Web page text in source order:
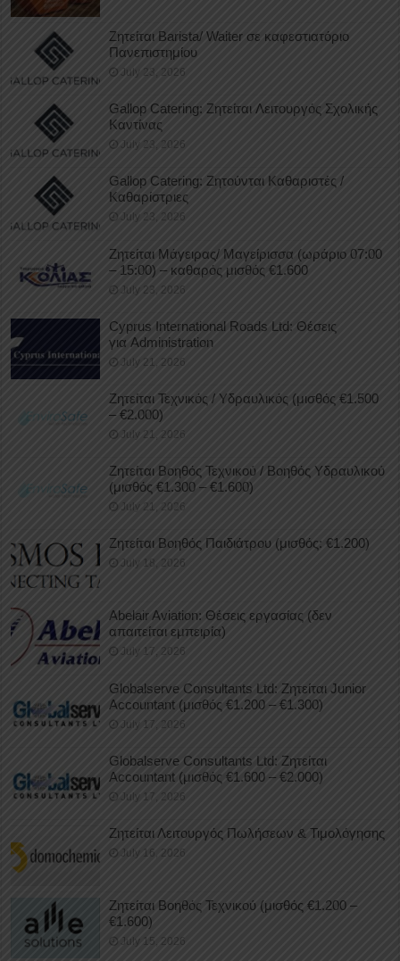
Ζητείται Barista/ Waiter σε καφεστιατόριο
Πανεπιστημίου
July 23, 2026
Gallop Catering: Ζητείται Λειτουργός Σχολικής
Καντίνας
July 23, 2026
Gallop Catering: Ζητούνται Καθαριστές /
Καθαρίστριες
July 23, 2026
Ζητείται Μάγειρας/ Μαγείρισσα (ωράριο 07:00
– 15:00) – καθαρός μισθός €1.600
July 23, 2026
Cyprus International Roads Ltd: Θέσεις
για Administration
July 21, 2026
Ζητείται Τεχνικός / Υδραυλικός (μισθός €1.500
– €2.000)
July 21, 2026
Ζητείται Βοηθός Τεχνικού / Βοηθός Υδραυλικού
(μισθός €1.300 – €1.600)
July 21, 2026
Ζητείται Βοηθός Παιδιάτρου (μισθός: €1.200)
July 18, 2026
Abelair Aviation: Θέσεις εργασίας (δεν
απαιτείται εμπειρία)
July 17, 2026
Globalserve Consultants Ltd: Ζητείται Junior
Accountant (μισθός €1.200 – €1.300)
July 17, 2026
Globalserve Consultants Ltd: Ζητείται
Accountant (μισθός €1.600 – €2.000)
July 17, 2026
Ζητείται Λειτουργός Πωλήσεων & Τιμολόγησης
July 16, 2026
Ζητείται Βοηθός Τεχνικού (μισθός €1.200 –
€1.600)
July 15, 2026